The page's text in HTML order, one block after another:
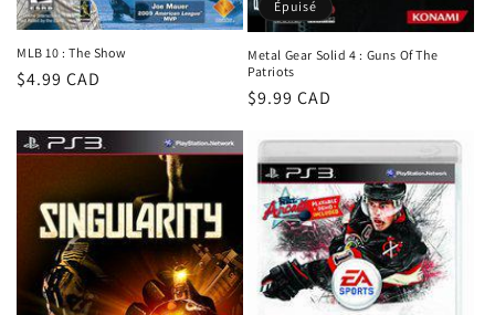
MLB 10 : The Show
Prix
$4.99 CAD
Épuisé
Metal Gear Solid 4 : Guns Of The
Patriots
Prix
$9.99 CAD